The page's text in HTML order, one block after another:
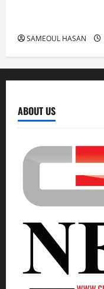
SAMEOUL HASAN
ABOUT US